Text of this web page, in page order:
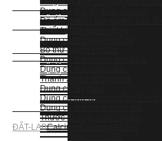
Dụng cụ thử độ thấm Guelph
Độ ẩmThiết bị thử xuyên, búa đôi
Thiết bị thử xuyên động
Dụng cụ thử xuyên bỏ túi
Bộ thử xuyên Proctor
Dụng cụ thử xuyên, vòng lực
Dụng cụ thử xuyên tĩnh
Thanh xuyên dò
Dụng cụ lấy mẫu
Dụng cụ thử cắt cánh
Dụng cụ thử thấm vòng đôi
Thước đo mực nước ngầm
ĐẤT-LABCalcium Carbonate